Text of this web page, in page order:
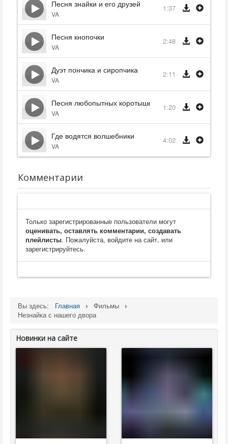
Песня знайки и его друзей
VA
1:37
Песня кнопочки
VA
2:48
Дуэт пончика и сиропчика
VA
2:11
Песня любопытных коротышек
VA
1:20
Где водятся волшебники
VA
4:02
Комментарии
Только зарегистрированные пользователи могут
оценивать, оставлять комментарии, создавать
плейлисты. Пожалуйста, войдите на сайт, или
зарегистрируйтесь.
Вы здесь: Главная
Фильмы
Незнайка с нашего двора
Новинки на сайте